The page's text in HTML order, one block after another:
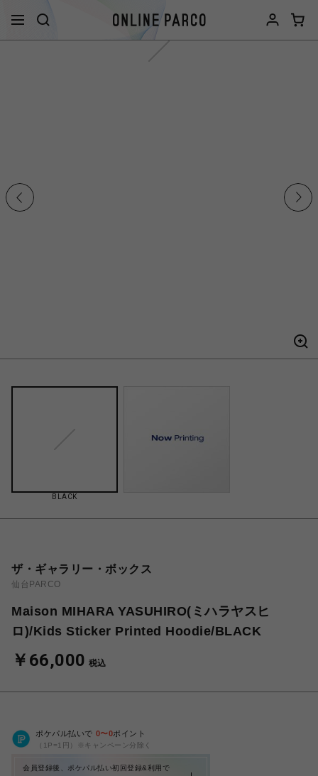
BLACK
ザ・ギャラリー・ボックス
仙台PARCO
Maison MIHARA YASUHIRO(ミハラヤスヒ
ロ)/Kids Sticker Printed Hoodie/BLACK
￥66,000 税込
ポケパル払いで 0〜0ポイント
（1P=1円）※キャンペーン分除く
会員登録後、ポケパル払い初回登録&利用で